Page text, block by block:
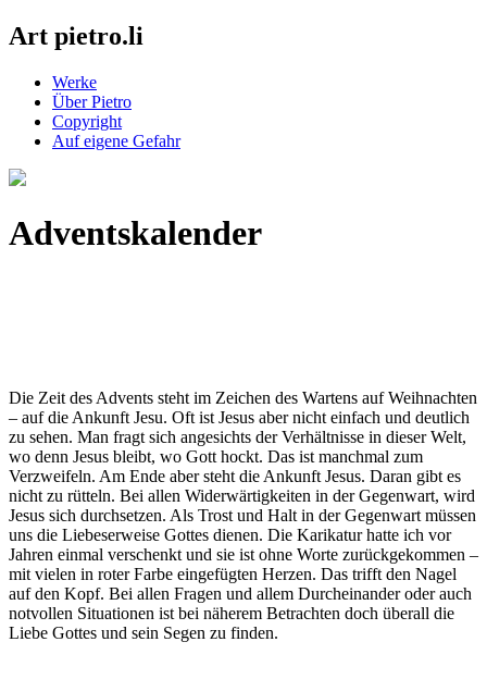
Art pietro.li
Werke
Über Pietro
Copyright
Auf eigene Gefahr
Adventskalender
Die Zeit des Advents steht im Zeichen des Wartens auf Weihnachten
– auf die Ankunft Jesu. Oft ist Jesus aber nicht einfach und deutlich
zu sehen. Man fragt sich angesichts der Verhältnisse in dieser Welt,
wo denn Jesus bleibt, wo Gott hockt. Das ist manchmal zum
Verzweifeln. Am Ende aber steht die Ankunft Jesus. Daran gibt es
nicht zu rütteln. Bei allen Widerwärtigkeiten in der Gegenwart, wird
Jesus sich durchsetzen. Als Trost und Halt in der Gegenwart müssen
uns die Liebeserweise Gottes dienen. Die Karikatur hatte ich vor
Jahren einmal verschenkt und sie ist ohne Worte zurückgekommen –
mit vielen in roter Farbe eingefügten Herzen. Das trifft den Nagel
auf den Kopf. Bei allen Fragen und allem Durcheinander oder auch
notvollen Situationen ist bei näherem Betrachten doch überall die
Liebe Gottes und sein Segen zu finden.